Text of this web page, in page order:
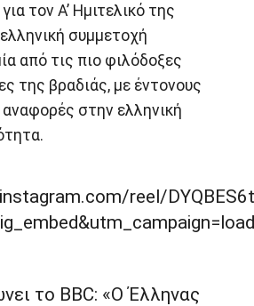
τον Α’ Ημιτελικό της
συμμετοχή
από τις πιο φιλόδοξες
της βραδιάς, με έντονους
στην ελληνική
reel/
το BBC: «Ο Έλληνας